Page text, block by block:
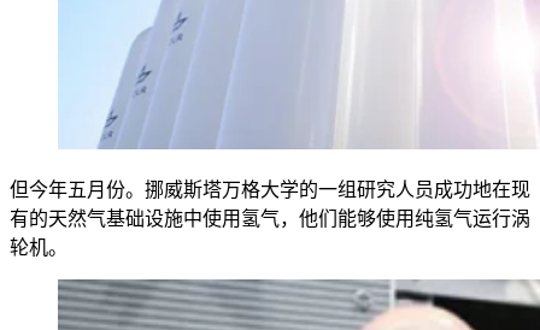
但今年五月份。挪威斯塔万格大学的一组研究人员成功地在现
有的天然气基础设施中使用氢气，他们能够使用纯氢气运行涡
轮机。